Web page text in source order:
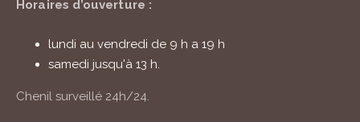
Horaires d’ouverture :
lundi au vendredi de 9 h a 19 h
samedi jusqu'à 13 h.
Chenil surveillé 24h/24.